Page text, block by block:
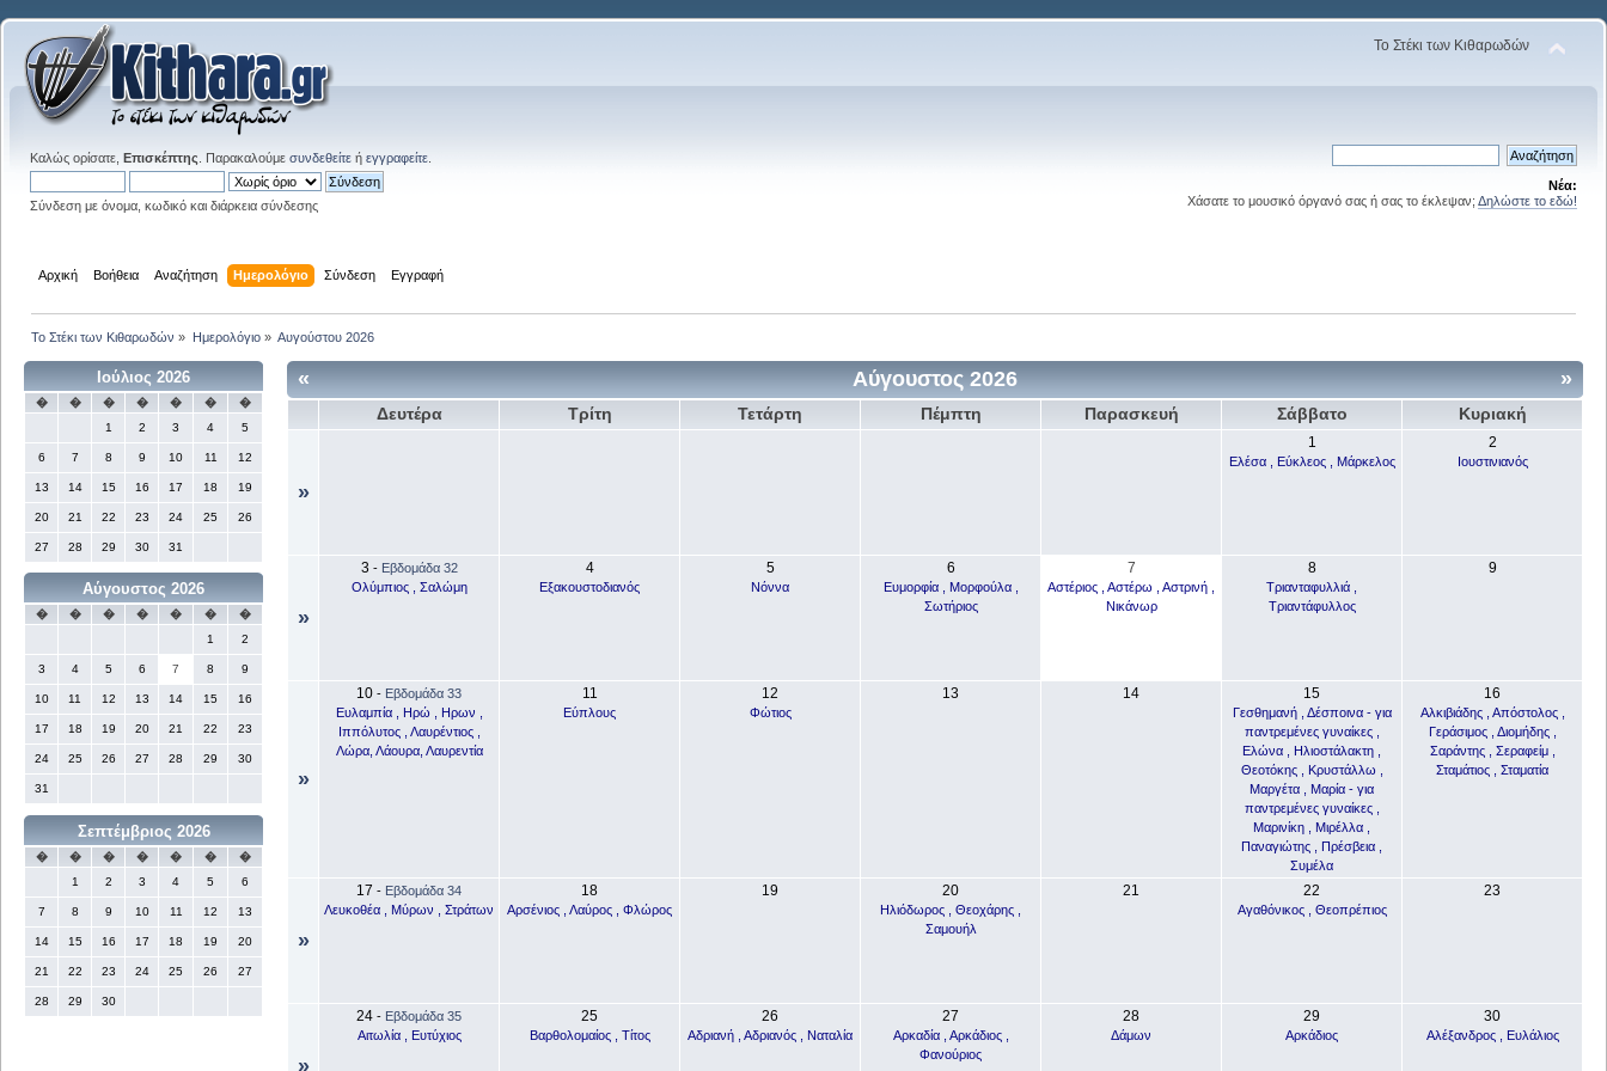
Το Στέκι των Κιθαρωδών
Καλώς ορίσατε, Επισκέπτης . Παρακαλούμε συνδεθείτε ή εγγραφείτε
Σύνδεση με όνομα, κωδικό και διάρκεια σύνδεσης
Νέα:
Χάσατε το μουσικό όργανό σας ή σας το έκλεψαν; Δηλώστε το εδώ!
Αρχική Βοήθεια Αναζήτηση Ημερολόγιο Σύνδεση Εγγραφή
Το Στέκι των Κιθαρωδών » Ημερολόγιο» Αυγούστου 2026
Ιούλιος 2026
� � � � � �
�
1
2 3 4 5
6 7 8 9 10 11 12
13 14 15 16 17 18 19
20 21 22 23 24 25 26
27 28 29 30 31
Αύγουστος 2026
� � � � � �
�
1
2
3 4 5 6 7 8 9
10 11 12 13 14 15 16
17 18 19 20 21 22 23
24 25 26 27 28 29 30
31
Σεπτέμβριος 2026
� � � � � �
�
1
2 3 4 5 6
7 8 9 10 11 12 13
14 15 16 17 18 19 20
21 22 23 24 25 26 27
28 29 30
« »
Αύγουστος 2026
Δευτέρα Τρίτη Τετάρτη Πέμπτη Παρασκευή Σάββατο Κυριακή
»
1
Ελέσα , Εύκλεος , Μάρκελος
2
Ιουστινιανός
»
3 - Εβδομάδα 32
Ολύμπιος , Σαλώμη
4
Εξακουστοδιανός
5
Νόννα
6
Ευμορφία , Μορφούλα ,
Σωτήριος
7
Αστέριος , Αστέρω , Αστρινή ,
Νικάνωρ
8
Τριανταφυλλιά ,
Τριαντάφυλλος
9
»
10 - Εβδομάδα 33
Ευλαμπία , Ηρώ , Ηρων ,
Ιππόλυτος , Λαυρέντιος ,
Λώρα, Λάουρα, Λαυρεντία
11
Εύπλους
12
Φώτιος
13 14 15
Γεσθημανή , Δέσποινα - για
παντρεμένες γυναίκες ,
Ελώνα , Ηλιοστάλακτη ,
Θεοτόκης , Κρυστάλλω ,
Μαργέτα , Μαρία - για
παντρεμένες γυναίκες ,
Μαρινίκη , Μιρέλλα ,
Παναγιώτης , Πρέσβεια ,
Συμέλα
16
Αλκιβιάδης , Απόστολος ,
Γεράσιμος , Διομήδης ,
Σαράντης , Σεραφείμ ,
Σταμάτιος , Σταματία
»
17 - Εβδομάδα 34
Λευκοθέα , Μύρων , Στράτων
18
Αρσένιος , Λαύρος , Φλώρος
19 20
Ηλιόδωρος , Θεοχάρης ,
Σαμουήλ
21 22
Αγαθόνικος , Θεοπρέπιος
23
»
24 - Εβδομάδα 35
Αιτωλία , Ευτύχιος
25
Βαρθολομαίος , Τίτος
26
Αδριανή , Αδριανός , Ναταλία
27
Αρκαδία , Αρκάδιος ,
Φανούριος
28
Δάμων
29
Αρκάδιος
30
Αλέξανδρος , Ευλάλιος